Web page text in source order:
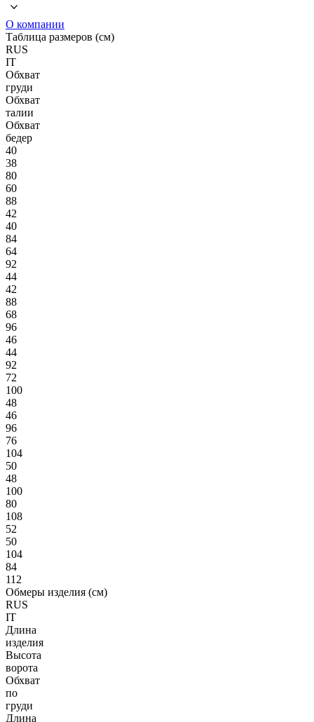
О компании
Таблица размеров (см)
RUS
IT
Обхват
груди
Обхват
талии
Обхват
бедер
40
38
80
60
88
42
40
84
64
92
44
42
88
68
96
46
44
92
72
100
48
46
96
76
104
50
48
100
80
108
52
50
104
84
112
Обмеры изделия (см)
RUS
IT
Длина
изделия
Высота
ворота
Обхват
по
груди
Длина